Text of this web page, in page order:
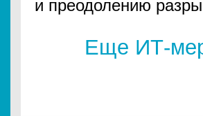
и преодолению
Еще ИТ-